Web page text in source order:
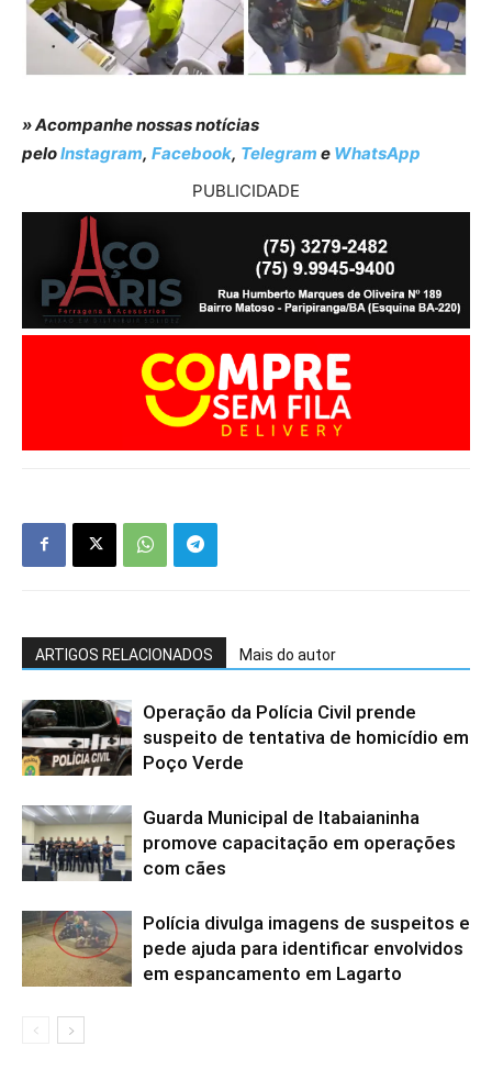
» Acompanhe nossas notícias
peloInstagram, Facebook, Telegram e WhatsApp
PUBLICIDADE
ARTIGOS RELACIONADOS Mais do autor
Operação da Polícia Civil prende
suspeito de tentativa de homicídio em
Poço Verde
Guarda Municipal de Itabaianinha
promove capacitação em operações
com cães
Polícia divulga imagens de suspeitos e
pede ajuda para identificar envolvidos
em espancamento em Lagarto